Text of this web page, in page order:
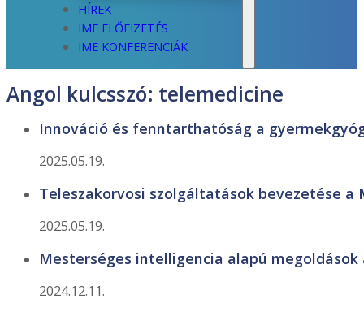
HÍREK
IME ELŐFIZETÉS
IME KONFERENCIÁK
Angol kulcsszó: telemedicine
Innováció és fenntarthatóság a
2025.05.19.
Teleszakorvosi szolgáltatások bevezetése
2025.05.19.
Mesterséges intelligencia alapú megoldások
2024.12.11.